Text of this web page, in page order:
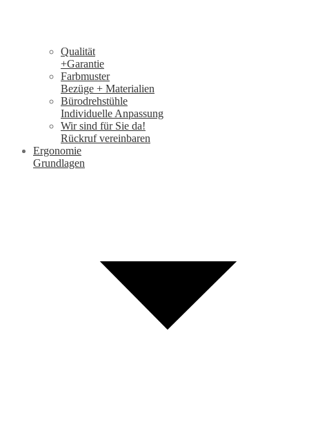
Qualität
+Garantie
Farbmuster
Bezüge + Materialien
Bürodrehstühle
Individuelle Anpassung
Wir sind für Sie da!
Rückruf vereinbaren
Ergonomie
Grundlagen